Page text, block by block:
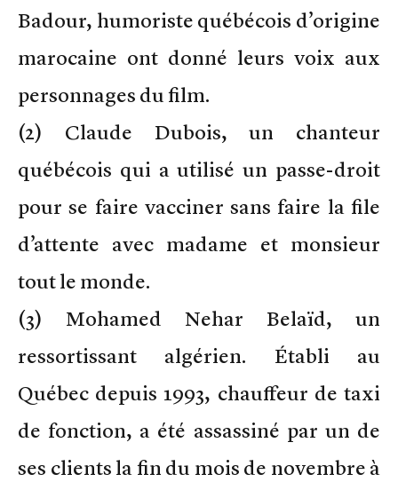
Badour, humoriste québécois d’origine
marocaine ont donné leurs voix aux
personnages du film.
(2) Claude Dubois, un chanteur
québécois qui a utilisé un passe-droit
pour se faire vacciner sans faire la file
d’attente avec madame et monsieur
tout le monde.
(3) Mohamed Nehar Belaïd, un
ressortissant algérien. Établi au
Québec depuis 1993, chauffeur de taxi
de fonction, a été assassiné par un de
ses clients la fin du mois de novembre à